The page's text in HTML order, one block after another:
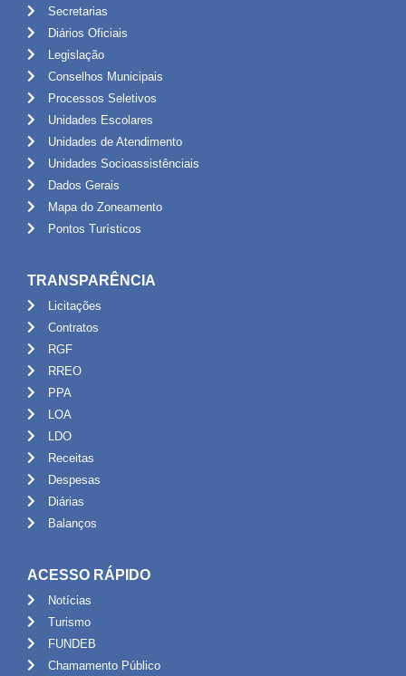
Secretarias
Diários Oficiais
Legislação
Conselhos Municipais
Processos Seletivos
Unidades Escolares
Unidades de Atendimento
Unidades Socioassistênciais
Dados Gerais
Mapa do Zoneamento
Pontos Turísticos
TRANSPARÊNCIA
Licitações
Contratos
RGF
RREO
PPA
LOA
LDO
Receitas
Despesas
Diárias
Balanços
ACESSO RÁPIDO
Notícias
Turismo
FUNDEB
Chamamento Público